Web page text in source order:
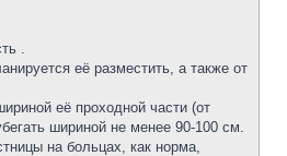
.
её разместить, а также от
её проходной части (от
шириной не менее 90-100 см.
на больцах, как норма,